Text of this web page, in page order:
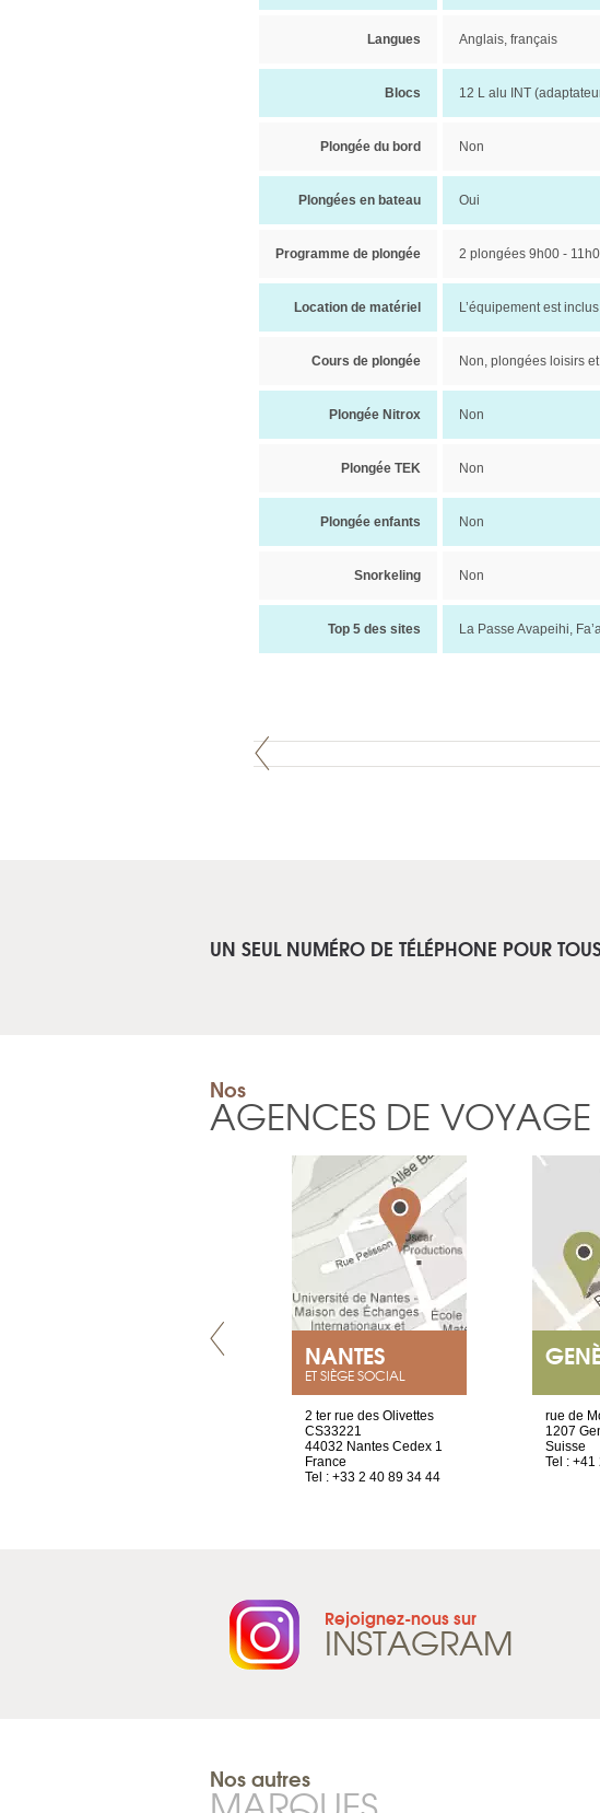
Langues Anglais, français
Blocs 12 L alu INT
Plongée du bord Non
Plongées en bateau Oui
Programme de plongée 2 plongées 9h00 -
Location de matériel L’équipement est
Cours de plongée Non, plongées loisirs
Plongée Nitrox Non
Plongée TEK Non
Plongée enfants Non
Snorkeling Non
Top 5 des sites La Passe Avapeihi,
UN SEUL NUMÉRO DE TÉLÉPHONE POUR
Nos
AGENCES DE VOYAGE
NANTES
ET SIÈGE SOCIAL
2 ter rue des Olivettes
CS33221
44032 Nantes Cedex 1
France
Tel : +33 2 40 89 34 44
rue de
1207
Suisse
Tel : +41
Rejoignez-nous sur
INSTAGRAM
Nos autres